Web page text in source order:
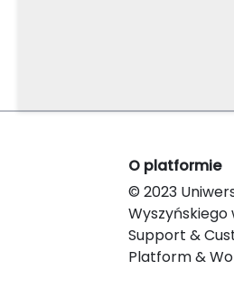
O platformie
© 2023
Wyszyńskiego
Support &
Platform &